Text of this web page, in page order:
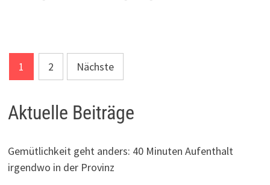
Seitennummerierung
der
Beiträge
1 2 Nächste
Aktuelle Beiträge
Gemütlichkeit geht anders: 40 Minuten Aufenthalt
irgendwo in der Provinz